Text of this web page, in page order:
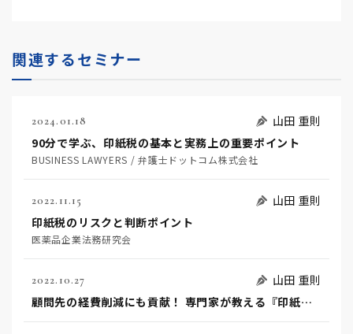
関連するセミナー
2024.01.18
山田 重則
90分で学ぶ、印紙税の基本と実務上の重要ポイント
BUSINESS LAWYERS / 弁護士ドットコム株式会社
2022.11.15
山田 重則
印紙税のリスクと判断ポイント
医薬品企業法務研究会
2022.10.27
山田 重則
顧問先の経費削減にも貢献！ 専門家が教える『印紙税』の実務と節税テクニック